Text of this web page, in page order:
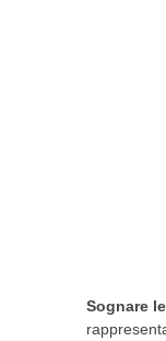
Sognare